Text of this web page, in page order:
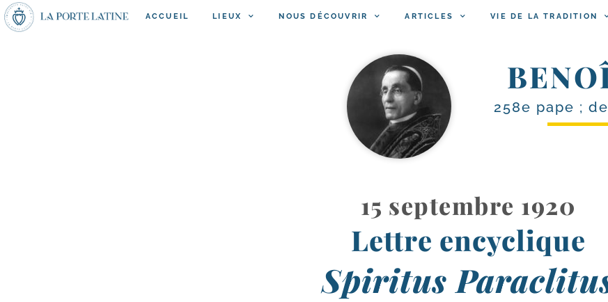
ACCUEIL LIEUX NOUS DÉCOUVRIR ARTICLES VIE DE LA TRADITION
258e pape ;
15 septembre 1920
Lettre encyclique
Spiritus